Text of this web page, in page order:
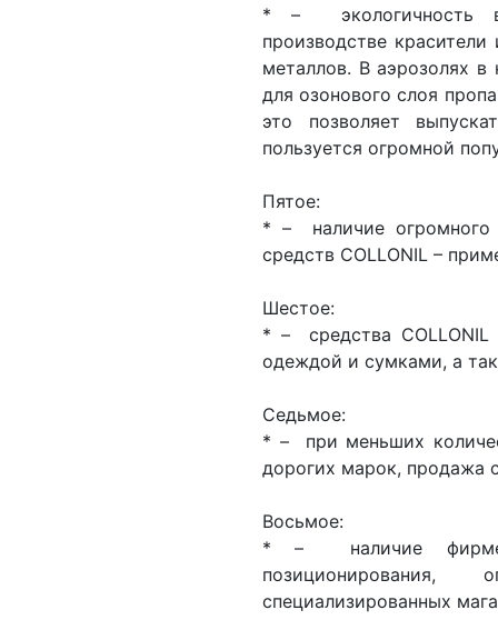
* – экологичность
производстве
металлов. В аэрозолях в
для озонового слоя
это позволяет
пользуется огромной
Пятое:
* – наличие огромного
средств COLLONIL –
Шестое:
* – средства
одеждой и сумками, а
Седьмое:
* – при меньших
дорогих марок, продажа
Восьмое:
* – наличие
специализированных